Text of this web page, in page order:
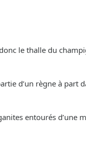
le thalle du
d’un règne à part
entourés d’une